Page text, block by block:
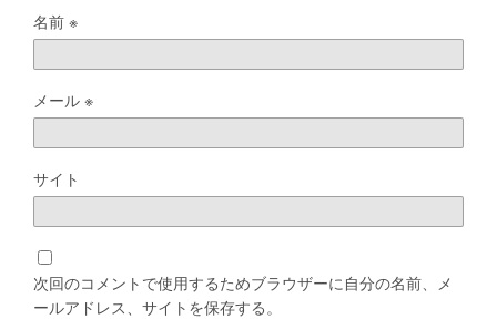
名前※
メール※
サイト
次回のコメントで使用するためブラウザーに自分の名前、メ
ールアドレス、サイトを保存する。